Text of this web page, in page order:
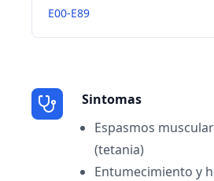
E00-E89
Sintomas
Espasmos
(tetania)
Entumecimiento y